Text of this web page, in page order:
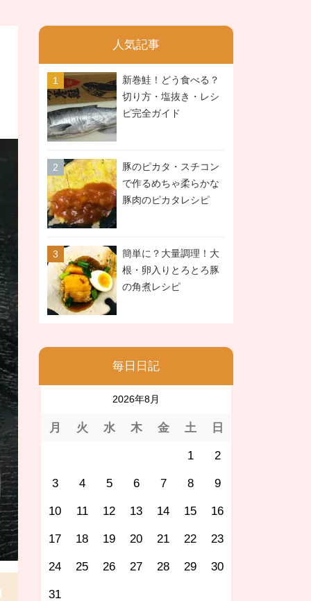
人気記事
新巻鮭！どう食べる？
切り方・塩抜き・レシ
ピ完全ガイド
豚のピカタ・スチコン
で作るめちゃ柔らかな
豚肉のピカタレシピ
簡単に？大量調理！大
根・卵入りとろとろ豚
の角煮レシピ
毎日日記
2026年8月
月 火 水 木 金 土 日
1 2
3 4 5 6 7 8 9
10 11 12 13 14 15 16
17 18 19 20 21 22 23
24 25 26 27 28 29 30
31